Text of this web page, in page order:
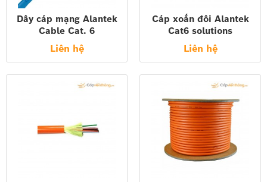
Dây cáp mạng Alantek
Cable Cat. 6
Liên hệ
Cáp xoắn đôi Alantek
Cat6 solutions
Liên hệ